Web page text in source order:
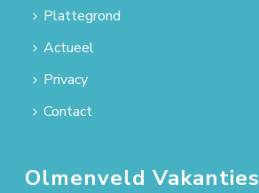
Plattegrond
Actueel
Privacy
Contact
Olmenveld Vakanties